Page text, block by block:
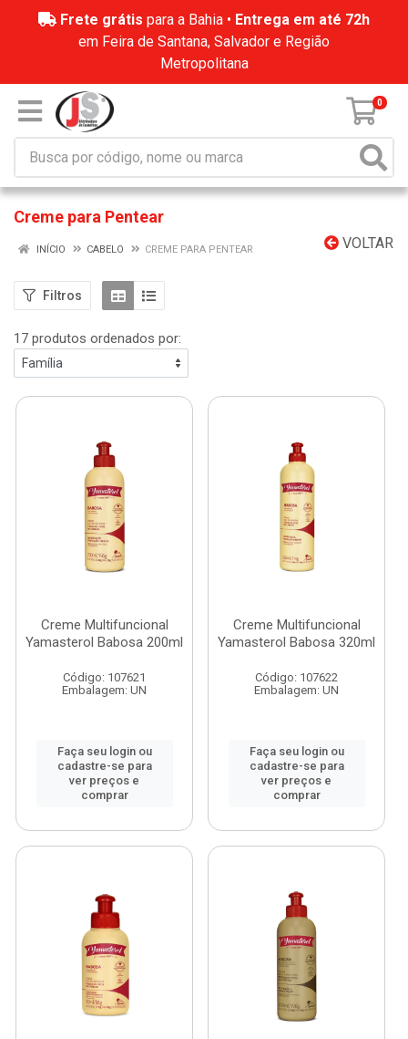
Frete grátis para a Bahia • Entrega em até 72h
em Feira de Santana, Salvador e Região
Metropolitana
0
Creme para Pentear
VOLTAR
INÍCIO CABELO CREME PARA PENTEAR
Filtros
17 produtos ordenados por:
Creme Multifuncional
Yamasterol Babosa 200ml
Código: 107621
Embalagem: UN
Faça seu login ou
cadastre-se para
ver preços e
comprar
Creme Multifuncional
Yamasterol Babosa 320ml
Código: 107622
Embalagem: UN
Faça seu login ou
cadastre-se para
ver preços e
comprar